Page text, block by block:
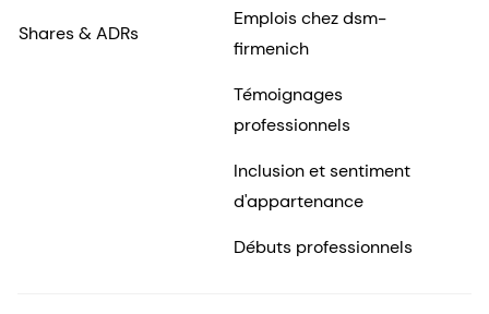
Shares & ADRs
Emplois chez dsm-
firmenich
Témoignages
professionnels
Inclusion et sentiment
d'appartenance
Débuts professionnels